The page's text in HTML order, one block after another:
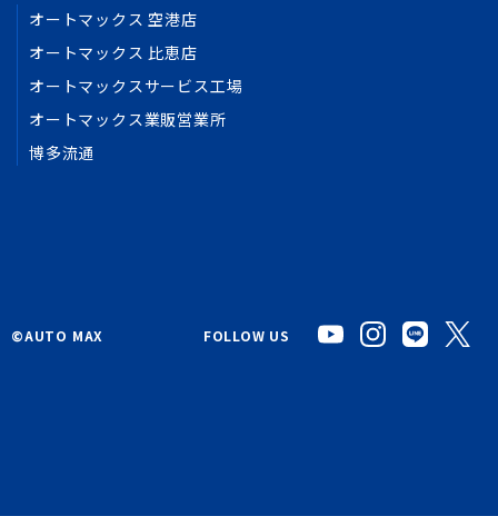
オートマックス 空港店
オートマックス 比恵店
オートマックスサービス工場
オートマックス業販営業所
博多流通
©︎AUTO MAX FOLLOW US